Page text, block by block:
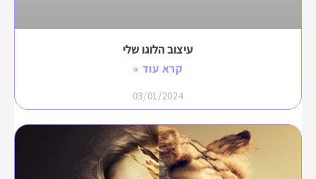
עיצוב הלוגו שלי
קרא עוד »
03/01/2024